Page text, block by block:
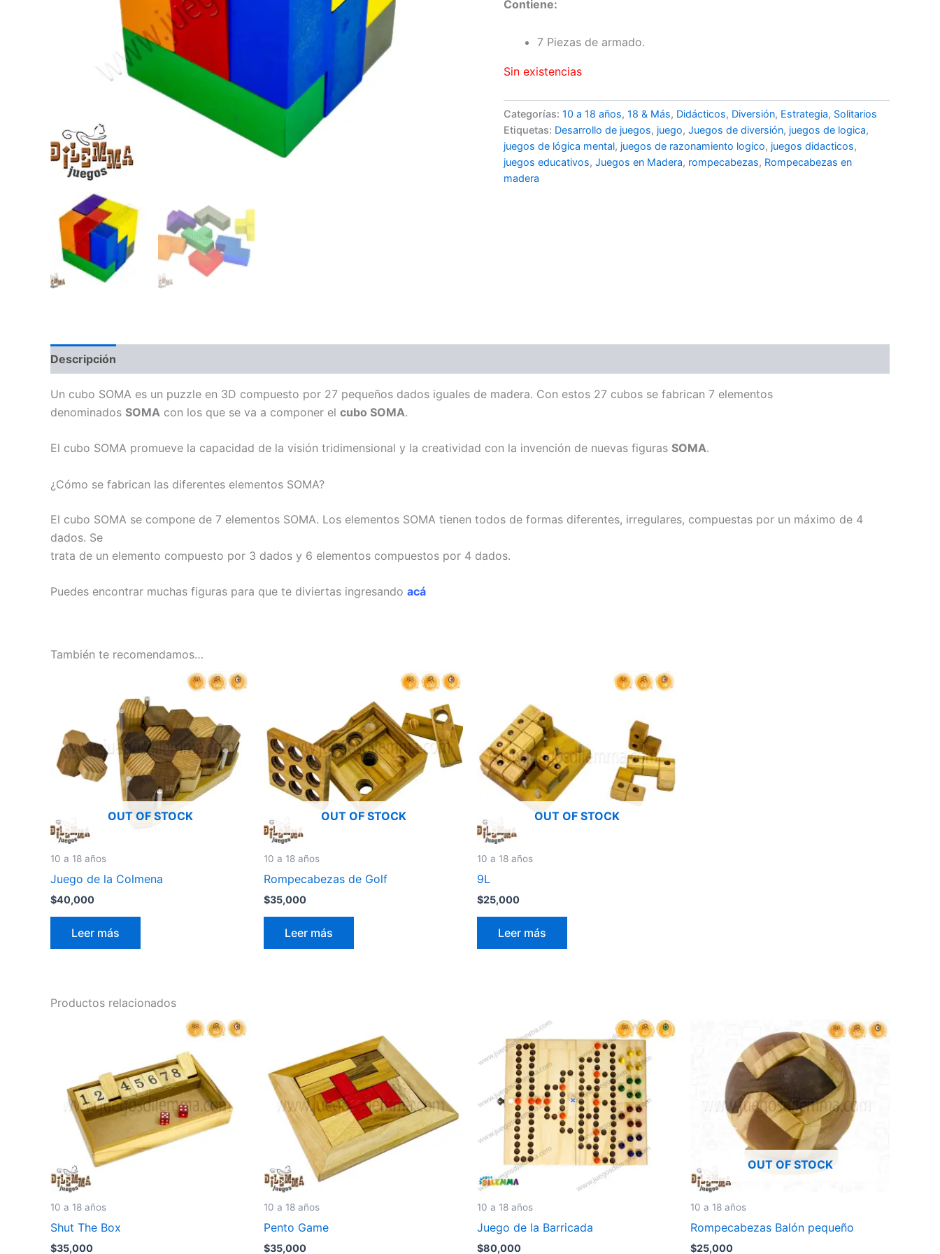
Contiene:
7 Piezas de armado.
Sin existencias
Categorías: 10 a 18 años, 18 & Más, Didácticos, Diversión, Estrategia, Solitarios
Etiquetas: Desarrollo de juegos, juego, Juegos de diversión, juegos de logica,
juegos de lógica mental, juegos de razonamiento logico, juegos didacticos,
juegos educativos, Juegos en Madera, rompecabezas, Rompecabezas en
madera
Descripción
Un cubo SOMA es un puzzle en 3D compuesto por 27 pequeños dados iguales de madera. Con estos 27 cubos se fabrican 7 elementos
denominados SOMA con los que se va a componer el cubo SOMA.
El cubo SOMA promueve la capacidad de la visión tridimensional y la creatividad con la invención de nuevas figuras SOMA.
¿Cómo se fabrican las diferentes elementos SOMA?
El cubo SOMA se compone de 7 elementos SOMA. Los elementos SOMA tienen todos de formas diferentes, irregulares, compuestas por un máximo de 4
dados. Se
trata de un elemento compuesto por 3 dados y 6 elementos compuestos por 4 dados.
Puedes encontrar muchas figuras para que te diviertas ingresando acá
También te recomendamos…
OUT OF STOCK
10 a 18 años
Juego de la Colmena
$40,000
Leer más
OUT OF STOCK
10 a 18 años
Rompecabezas de Golf
$35,000
Leer más
OUT OF STOCK
10 a 18 años
9L
$25,000
Leer más
Productos relacionados
10 a 18 años
Shut The Box
$35,000
10 a 18 años
Pento Game
$35,000
10 a 18 años
Juego de la Barricada
$80,000
OUT OF STOCK
10 a 18 años
Rompecabezas Balón pequeño
$25,000